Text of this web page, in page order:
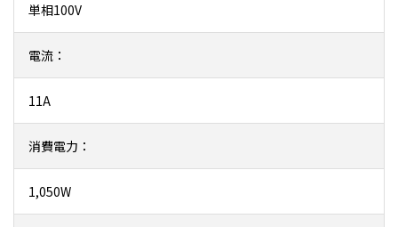
単相100V
電流：
11A
消費電力：
1,050W